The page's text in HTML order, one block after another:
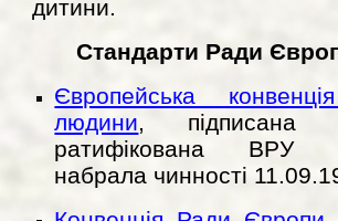
дитини.
Стандарти Ради
Європейська
людини, підписана
ратифікована ВРУ
набрала чинності